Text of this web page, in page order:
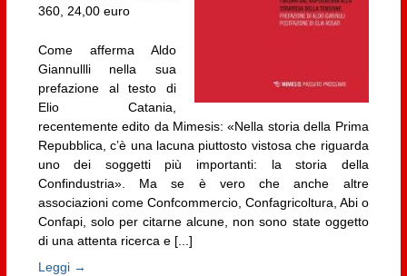
360, 24,00 euro
Come afferma Aldo
Giannullli nella sua
prefazione al testo di
Elio Catania,
recentemente edito da Mimesis: «Nella storia della Prima
Repubblica, c’è una lacuna piuttosto vistosa che riguarda
uno dei soggetti più importanti: la storia della
Confindustria». Ma se è vero che anche altre
associazioni come Confcommercio, Confagricoltura, Abi o
Confapi, solo per citarne alcune, non sono state oggetto
di una attenta ricerca e [...]
Leggi →